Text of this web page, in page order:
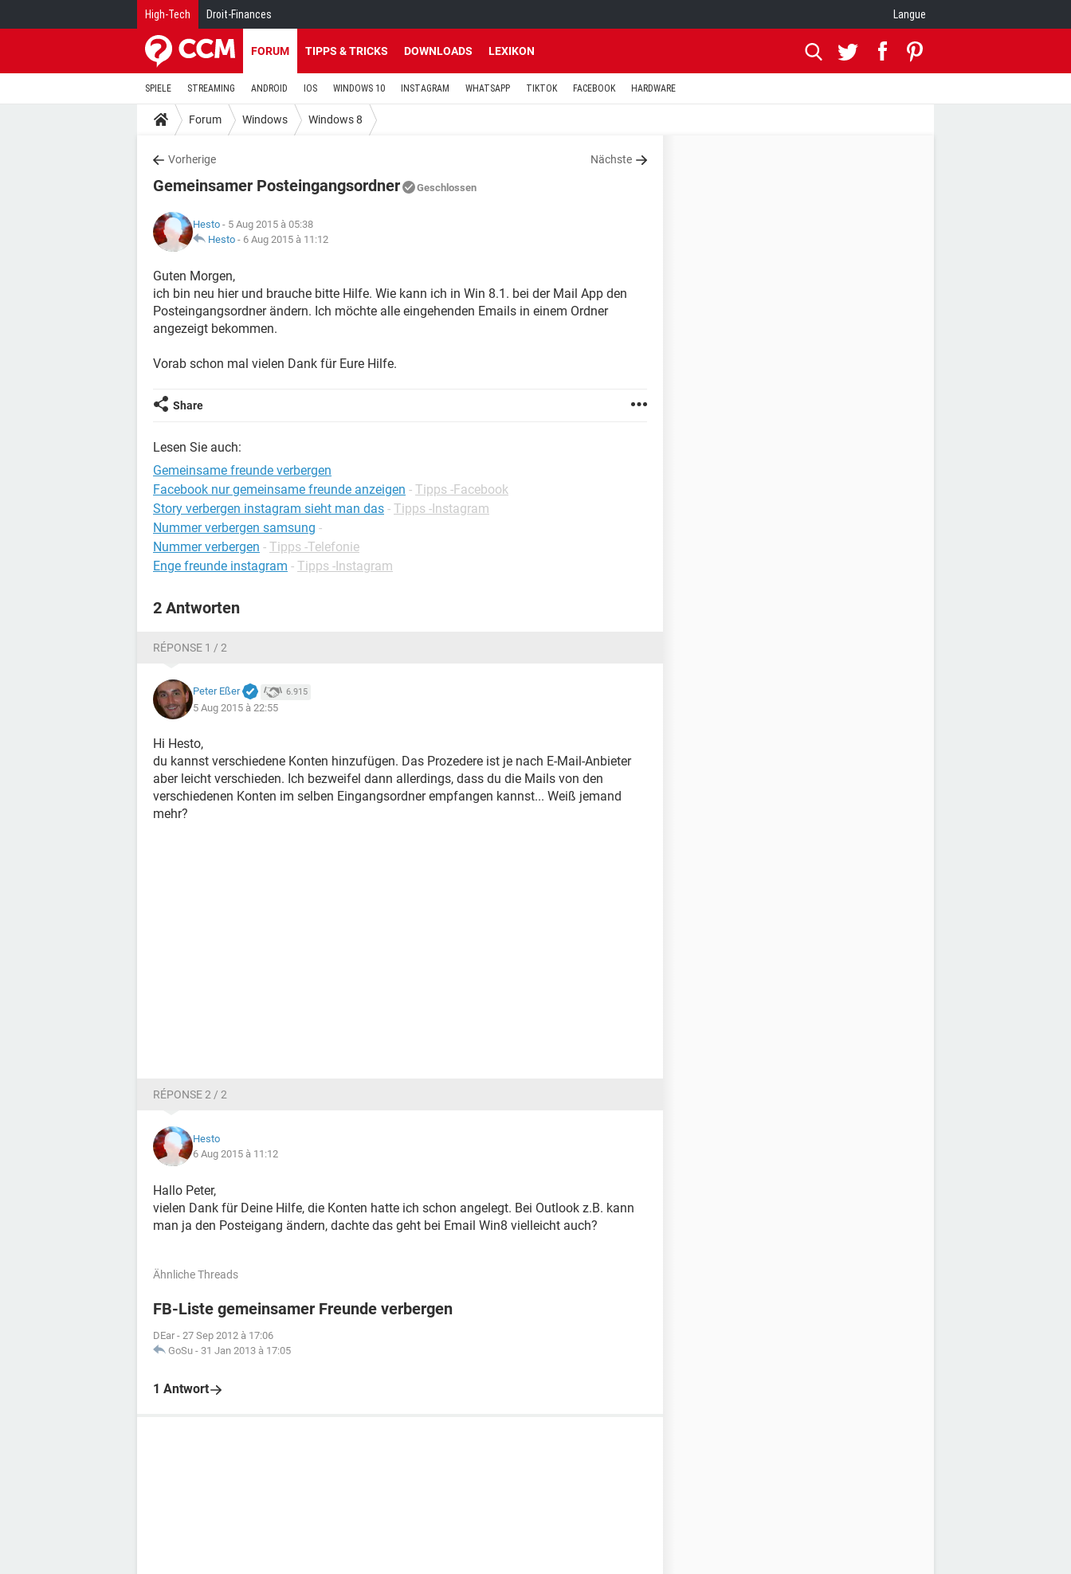
High-Tech Droit-Finances Langue
FORUM TIPPS & TRICKS DOWNLOADS LEXIKON
SPIELE STREAMING ANDROID IOS WINDOWS 10 INSTAGRAM WHATSAPP TIKTOK FACEBOOK HARDWARE
Forum Windows Windows 8
Vorherige Nächste
Gemeinsamer Posteingangsordner Geschlossen
Hesto - 5 Aug 2015 à 05:38
Hesto - 6 Aug 2015 à 11:12
Guten Morgen,
ich bin neu hier und brauche bitte Hilfe. Wie kann ich in Win 8.1. bei der Mail App den
Posteingangsordner ändern. Ich möchte alle eingehenden Emails in einem Ordner
angezeigt bekommen.
Vorab schon mal vielen Dank für Eure Hilfe.
Share
Lesen Sie auch:
Gemeinsame freunde verbergen
Facebook nur gemeinsame freunde anzeigen - Tipps -Facebook
Story verbergen instagram sieht man das - Tipps -Instagram
Nummer verbergen samsung -
Nummer verbergen - Tipps -Telefonie
Enge freunde instagram - Tipps -Instagram
2 Antworten
RÉPONSE 1 / 2
Peter Eßer 6.915
5 Aug 2015 à 22:55
Hi Hesto,
du kannst verschiedene Konten hinzufügen. Das Prozedere ist je nach E-Mail-Anbieter
aber leicht verschieden. Ich bezweifel dann allerdings, dass du die Mails von den
verschiedenen Konten im selben Eingangsordner empfangen kannst... Weiß jemand
mehr?
RÉPONSE 2 / 2
Hesto
6 Aug 2015 à 11:12
Hallo Peter,
vielen Dank für Deine Hilfe, die Konten hatte ich schon angelegt. Bei Outlook z.B. kann
man ja den Posteigang ändern, dachte das geht bei Email Win8 vielleicht auch?
Ähnliche Threads
FB-Liste gemeinsamer Freunde verbergen
DEar - 27 Sep 2012 à 17:06
GoSu - 31 Jan 2013 à 17:05
1 Antwort